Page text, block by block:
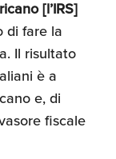
[l’IRS]
di fare la
Il risultato
è a
e, di
fiscale